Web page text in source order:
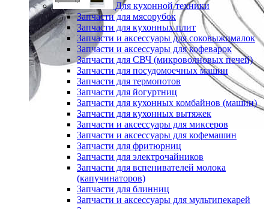
Для кухонной техники
Запчасти для мясорубок
Запчасти для кухонных плит
Запчасти и аксессуары для соковыжималок
Запчасти и аксессуары для кофеварок
Запчасти для СВЧ (микроволновых печей)
Запчасти для посудомоечных машин
Запчасти для термопотов
Запчасти для йогуртниц
Запчасти для кухонных комбайнов (машин)
Запчасти для кухонных вытяжек
Запчасти и аксессуары для миксеров
Запчасти и аксессуары для кофемашин
Запчасти для фритюрниц
Запчасти для электрочайников
Запчасти для вспенивателей молока
(капучинаторов)
Запчасти для блинниц
Запчасти и аксессуары для мультипекарей